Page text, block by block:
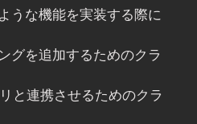
うな機能を実装する際に
グを追加するためのクラ
と連携させるためのクラ